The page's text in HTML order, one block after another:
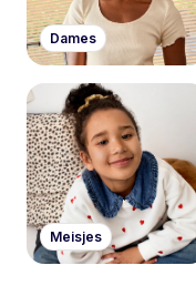
Dames
Meisjes